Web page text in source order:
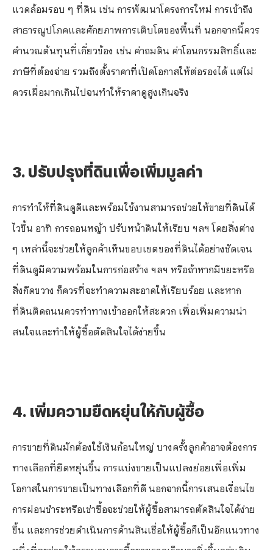
แวดล้อมรอบ ๆ ที่ดิน เช่น การพัฒนาโครงการใหม่ การเข้าถึง
สาธารณูปโภคและศักยภาพการเติบโตของพื้นที่ นอกจากนี้ควร
คำนวณต้นทุนที่เกี่ยวข้อง เช่น ค่าถมดิน ค่าโอนกรรมสิทธิ์และ
ภาษีที่ต้องจ่าย รวมถึงตั้งราคาที่เปิดโอกาสให้ต่อรองได้ แต่ไม่
ควรเผื่อมากเกินไปจนทำให้ราคาดูสูงเกินจริง
3. ปรับปรุงที่ดินเพื่อเพิ่มมูลค่า
การทำให้ที่ดินดูดีและพร้อมใช้งานสามารถช่วยให้ขายที่ดินได้
ไวขึ้น อาทิ การถอนหญ้า ปรับหน้าดินให้เรียบ ฯลฯ โดยสิ่งต่าง
ๆ เหล่านี้จะช่วยให้ลูกค้าเห็นขอบเขตของที่ดินได้อย่างชัดเจน
ที่ดินดูมีความพร้อมในการก่อสร้าง ฯลฯ หรือถ้าหากมีขยะหรือ
สิ่งกีดขวาง ก็ควรที่จะทำความสะอาดให้เรียบร้อย และหาก
ที่ดินติดถนนควรทำทางเข้าออกให้สะดวก เพื่อเพิ่มความน่า
สนใจและทำให้ผู้ซื้อตัดสินใจได้ง่ายขึ้น
4. เพิ่มความยืดหยุ่นให้กับผู้ซื้อ
การขายที่ดินมักต้องใช้เงินก้อนใหญ่ บางครั้งลูกค้าอาจต้องการ
ทางเลือกที่ยืดหยุ่นขึ้น การแบ่งขายเป็นแปลงย่อยเพื่อเพิ่ม
โอกาสในการขายเป็นทางเลือกที่ดี นอกจากนี้การเสนอเงื่อนไข
การผ่อนชำระหรือเช่าซื้อจะช่วยให้ผู้ซื้อสามารถตัดสินใจได้ง่าย
ขึ้น และการช่วยดำเนินการด้านสินเชื่อให้ผู้ซื้อก็เป็นอีกแนวทาง
หนึ่งที่จะช่วยให้กระบวนการซื้อขายรวดเร็วมากยิ่งขึ้นกว่าเดิม